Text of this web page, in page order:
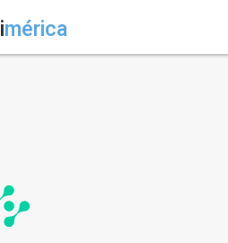
mérica